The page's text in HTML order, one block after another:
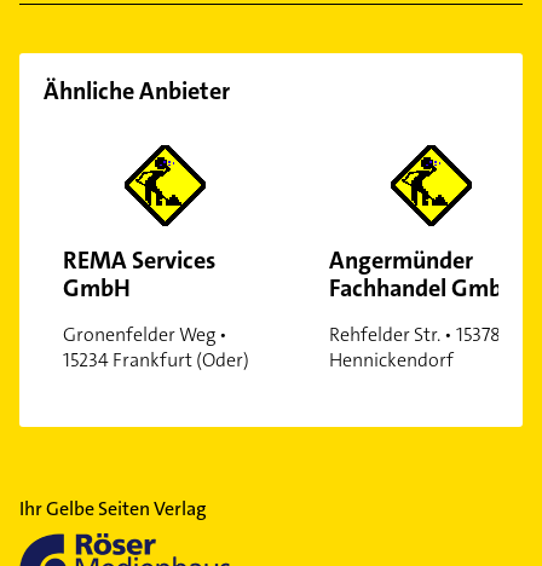
Ähnliche Anbieter
REMA Services
GmbH
Gronenfelder Weg •
15234 Frankfurt (Oder)
Angermünder
Fachhandel GmbH
Rehfelder Str. • 15378
Hennickendorf
Ihr Gelbe Seiten Verlag